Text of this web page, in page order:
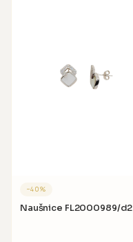
−40%
Naušnice FL2000989/d2